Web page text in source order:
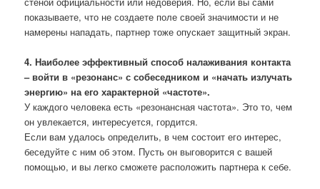
показываете, что не создаете поле своей значимости и не
намерены нападать, партнер тоже опускает защитный экран.
4. Наиболее эффективный способ налаживания контакта
– войти в «резонанс» с собеседником и «начать излучать
энергию» на его характерной «частоте».
У каждого человека есть «резонансная частота». Это то, чем
он увлекается, интересуется, гордится.
Если вам удалось определить, в чем состоит его интерес,
беседуйте с ним об этом. Пусть он выговорится с вашей
помощью, и вы легко сможете расположить партнера к себе.